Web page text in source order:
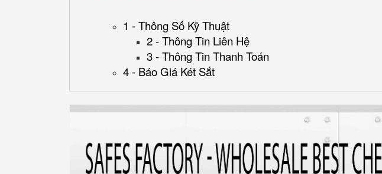
1 - Thông Số Kỹ Thuật
2 - Thông Tin Liên Hệ
3 - Thông Tin Thanh Toán
4 - Báo Giá Két Sắt